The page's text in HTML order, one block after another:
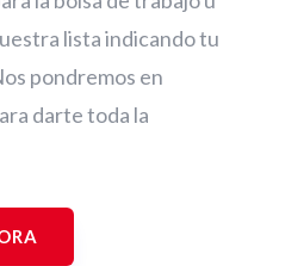
lista indicando tu
pondremos en
darte toda la